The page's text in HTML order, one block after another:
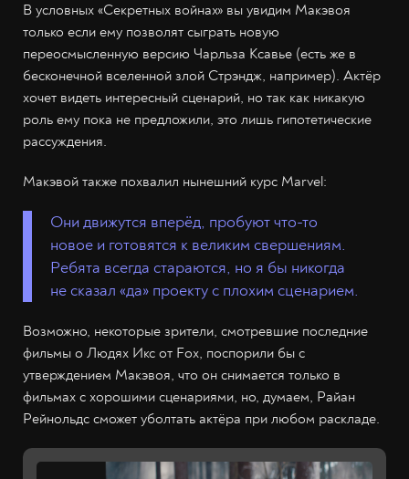
В условных «Секретных войнах» вы увидим Макэвоя
только если ему позволят сыграть новую
переосмысленную версию Чарльза Ксавье (есть же в
бесконечной вселенной злой Стрэндж, например). Актёр
хочет видеть интересный сценарий, но так как никакую
роль ему пока не предложили, это лишь гипотетические
рассуждения.
Макэвой также похвалил нынешний курс Marvel:
Они движутся вперёд, пробуют что-то
новое и готовятся к великим свершениям.
Ребята всегда стараются, но я бы никогда
не сказал «да» проекту с плохим сценарием.
Возможно, некоторые зрители, смотревшие последние
фильмы о Людях Икс от Fox, поспорили бы с
утверждением Макэвоя, что он снимается только в
фильмах с хорошими сценариями, но, думаем, Райан
Рейнольдс сможет уболтать актёра при любом раскладе.